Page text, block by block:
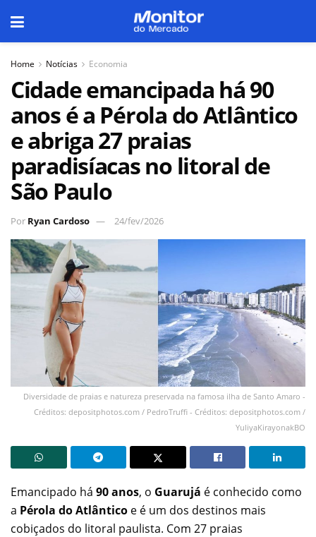
Home Notícias Economia
Cidade emancipada há 90
anos é a Pérola do Atlântico
e abriga 27 praias
paradisíacas no litoral de
São Paulo
Por Ryan Cardoso 24/fev/2026
Diversidade de praias e natureza preservada na famosa ilha de Santo Amaro -
Créditos: depositphotos.com / PedroTruffi - Créditos: depositphotos.com /
YuliyaKirayonakBO
Emancipado há 90 anos, o Guarujá é conhecido como
a Pérola do Atlântico e é um dos destinos mais
cobiçados do litoral paulista. Com 27 praias